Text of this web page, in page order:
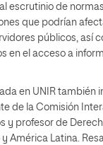
escrutinio de
que podrían
públicos, así
en el acceso a
en UNIR también
de la Comisión
y profesor de
y América Latina.